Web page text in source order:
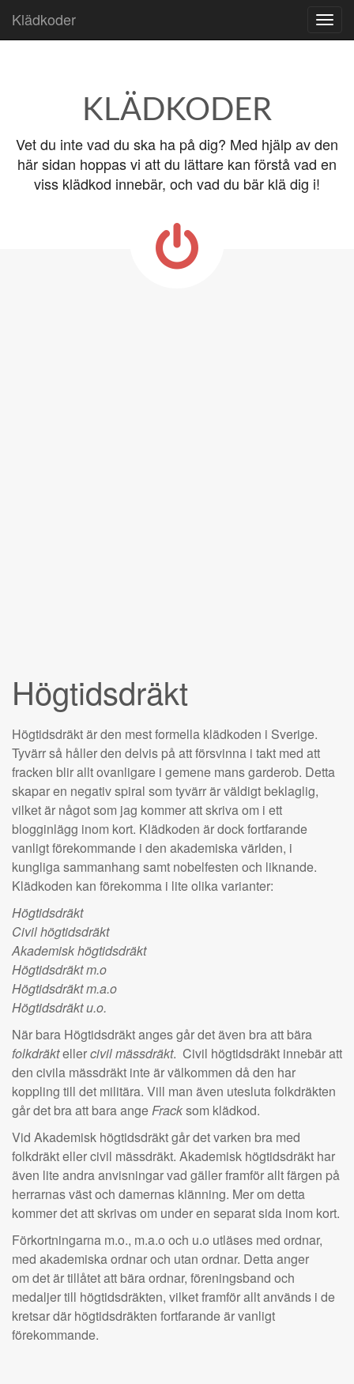
Klädkoder
KLÄDKODER
Vet du inte vad du ska ha på dig? Med hjälp av den
här sidan hoppas vi att du lättare kan förstå vad en
viss klädkod innebär, och vad du bär klä dig i!
Högtidsdräkt
Högtidsdräkt är den mest formella klädkoden i Sverige.
Tyvärr så håller den delvis på att försvinna i takt med att
fracken blir allt ovanligare i gemene mans garderob. Detta
skapar en negativ spiral som tyvärr är väldigt beklaglig,
vilket är något som jag kommer att skriva om i ett
blogginlägg inom kort. Klädkoden är dock fortfarande
vanligt förekommande i den akademiska världen, i
kungliga sammanhang samt nobelfesten och liknande.
Klädkoden kan förekomma i lite olika varianter:
Högtidsdräkt
Civil högtidsdräkt
Akademisk högtidsdräkt
Högtidsdräkt m.o
Högtidsdräkt m.a.o
Högtidsdräkt u.o.
När bara Högtidsdräkt anges går det även bra att bära
folkdräktellercivil mässdräkt. Civil högtidsdräkt innebär att
den civila mässdräkt inte är välkommen då den har
koppling till det militära. Vill man även utesluta folkdräkten
går det bra att bara angeFracksom klädkod.
Vid Akademisk högtidsdräkt går det varken bra med
folkdräkt eller civil mässdräkt. Akademisk högtidsdräkt har
även lite andra anvisningar vad gäller framför allt färgen på
herrarnas väst och damernas klänning. Mer om detta
kommer det att skrivas om under en separat sida inom kort.
Förkortningarna m.o., m.a.o och u.o utläses med ordnar,
med akademiska ordnar och utan ordnar. Detta anger
om det är tillåtet att bära ordnar, föreningsband och
medaljer till högtidsdräkten, vilket framför allt används i de
kretsar där högtidsdräkten fortfarande är vanligt
förekommande.